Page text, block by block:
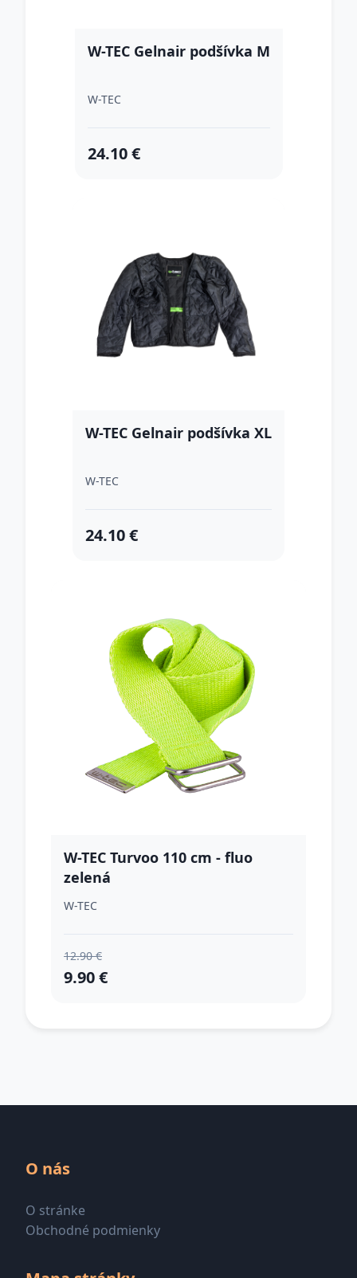
W-TEC Gelnair podšívka M
W-TEC
24.10 €
W-TEC Gelnair podšívka XL
W-TEC
24.10 €
W-TEC Turvoo 110 cm - fluo
zelená
W-TEC
12.90 €
9.90 €
O nás
O stránke
Obchodné podmienky